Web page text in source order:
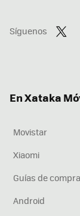
Síguenos
En Xataka
Movistar
Xiaomi
Guías de compra
Android